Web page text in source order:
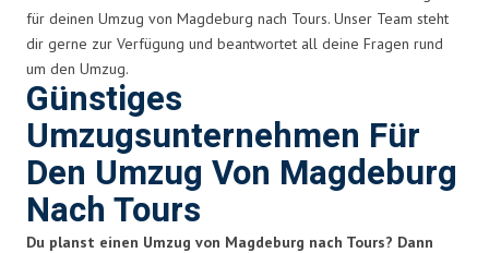
für deinen Umzug von Magdeburg nach Tours. Unser Team steht
dir gerne zur Verfügung und beantwortet all deine Fragen rund
um den Umzug.
Günstiges
Umzugsunternehmen Für
Den Umzug Von Magdeburg
Nach Tours
Du planst einen Umzug von Magdeburg nach Tours? Dann